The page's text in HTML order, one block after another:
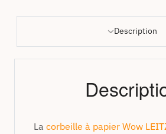
Description
La corbeille à papier Wow